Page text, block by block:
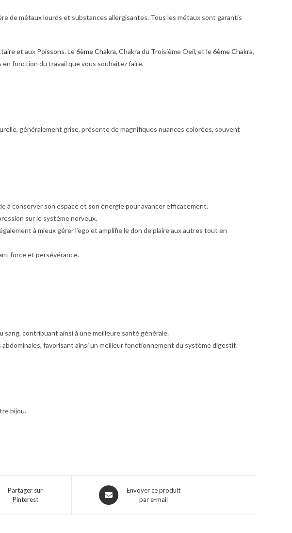
de métaux lourds et substances allergisantes. Tous les métaux sont garantis
et aux Poissons. Le6ème Chakra, Chakra du Troisième Oeil, et le6ème Chakra,
fonction du travail que vous souhaitez faire.
généralement grise, présente de magnifiques nuances colorées, souvent
à conserver son espace et son énergie pour avancer efficacement.
sur le système nerveux.
à mieux gérer l’ego et amplifie le don de plaire aux autres tout en
force et persévérance.
contribuant ainsi à une meilleure santé générale.
favorisant ainsi un meilleur fonctionnement du système digestif.
bijou.
Partager sur
Pinterest
Envoyer ce produit
par e-mail